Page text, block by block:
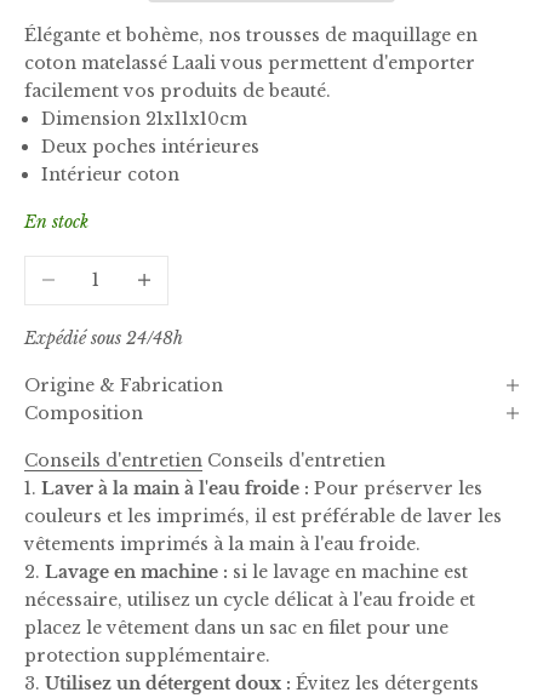
Élégante et bohème, nos trousses de maquillage en
coton matelassé Laali vous permettent d'emporter
facilement vos produits de beauté.
Dimension 21x11x10cm
Deux poches intérieures
Intérieur coton
En stock
Diminuer la quantitéAugmenter la quantité
Expédié sous 24/48h
Origine & Fabrication
Composition
Conseils d'entretien Conseils d'entretien
1. Laver à la main à l'eau froide : Pour préserver les
couleurs et les imprimés, il est préférable de laver les
vêtements imprimés à la main à l'eau froide.
2. Lavage en machine : si le lavage en machine est
nécessaire, utilisez un cycle délicat à l'eau froide et
placez le vêtement dans un sac en filet pour une
protection supplémentaire.
3. Utilisez un détergent doux : Évitez les détergents